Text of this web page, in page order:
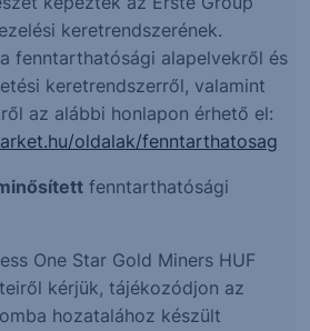
keretrendszerének.
fenntarthatósági alapelvekről és
keretrendszerről, valamint
az alábbi honlapon érhető el:
oldalak/fenntarthatosag
fenntarthatósági
One Star Gold Miners HUF
kérjük, tájékozódjon az
hozatalához készült